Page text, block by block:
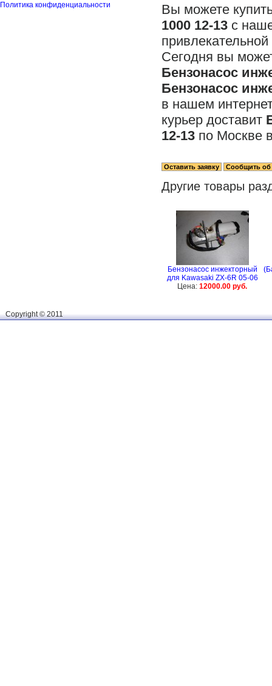
Вы можете
1000 12-13 с
Сегодня вы
Бензонасос
Бензонасос
в нашем
курьер доставит
12-13 по Москве
Другие товары
Бензонасос инжекторный
для Kawasaki ZX-6R 05-06
Цена:12000.00 руб.
Политика конфиденциальности
Сopyright © 2011